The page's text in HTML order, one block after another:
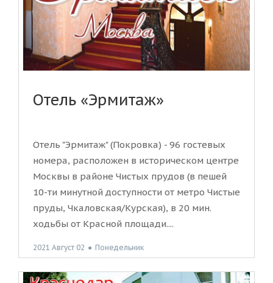
Отель «Эрмитаж»
Отель "Эрмитаж" (Покровка) - 96 гостевых
номера, расположен в историческом центре
Москвы в районе Чистых прудов (в пешей
10-ти минутной доступности от метро Чистые
пруды, Чкаловская/Курская), в 20 мин.
ходьбы от Красной площади....
2021 Август 02 ● Понедельник